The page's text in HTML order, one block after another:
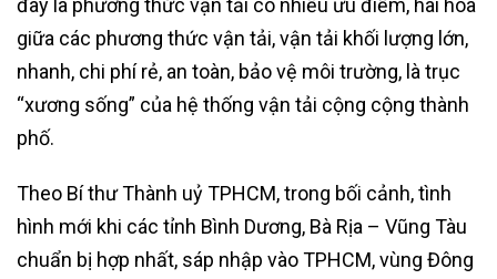
đây là phương thức vận tải có nhiều ưu điểm, hài hoà
giữa các phương thức vận tải, vận tải khối lượng lớn,
nhanh, chi phí rẻ, an toàn, bảo vệ môi trường, là trục
“xương sống” của hệ thống vận tải cộng cộng thành
phố.
Theo Bí thư Thành uỷ TPHCM, trong bối cảnh, tình
hình mới khi các tỉnh Bình Dương, Bà Rịa – Vũng Tàu
chuẩn bị hợp nhất, sáp nhập vào TPHCM, vùng Đông